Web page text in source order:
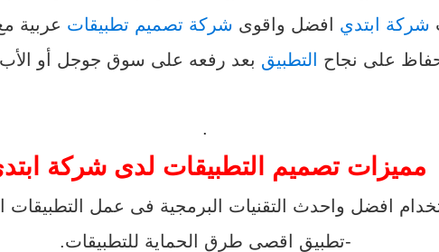
شركة ابتدي افضل واقوى شركة تصميم تطبيقات عربية
على نجاح
التطبيق بعد رفعه على سوق جوجل أو
.
مميزات تصميم التطبيقات لدى شركة
افضل واحدث التقنيات البرمجية فى عمل التطبيقات
-تطبيق اقصى طرق الحماية للتطبيقات.